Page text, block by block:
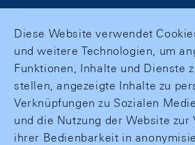
Diese Website verwendet
und weitere Technologien, um
Funktionen, Inhalte und Dienste
stellen, angezeigte Inhalte zu
Verknüpfungen zu Sozialen
und die Nutzung der Website zur
ihrer Bedienbarkeit in